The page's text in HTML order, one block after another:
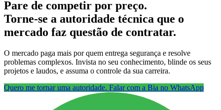
Pare de competir por preço.
Torne-se a autoridade técnica que o
mercado faz questão de contratar.
O mercado paga mais por quem entrega segurança e resolve
problemas complexos. Invista no seu conhecimento, blinde os seus
projetos e laudos, e assuma o controle da sua carreira.
Quero me tornar uma autoridade. Falar com a Bia no WhatsApp